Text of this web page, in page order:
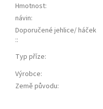
Hmotnost:
návin:
Doporučené jehlice/ háček
::
Typ příze:
Výrobce:
Země původu: